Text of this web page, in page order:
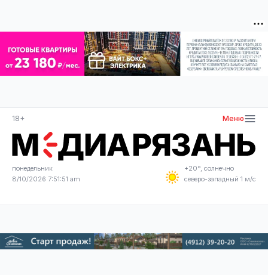
18+ Меню
понедельник
8/10/2026 7:51:51 am
+20°, солнечно
северо-западный 1 м/с